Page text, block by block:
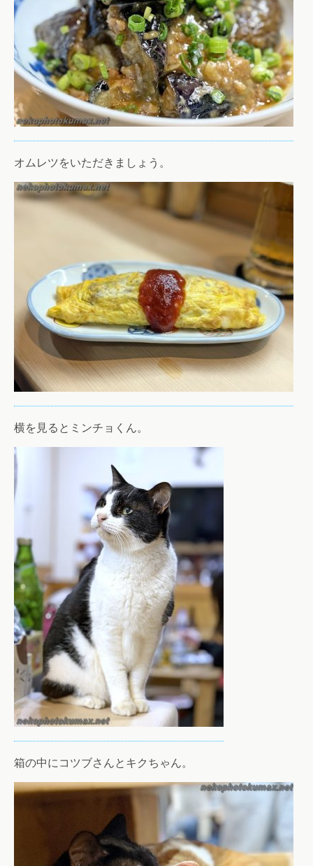
オムレツをいただきましょう。
横を見るとミンチョくん。
箱の中にコツブさんとキクちゃん。